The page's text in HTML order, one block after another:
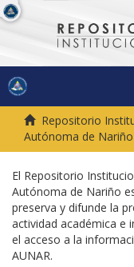
Repositorio
Autónoma de Nariño
El Repositorio
Autónoma de Nariño
preserva y difunde la
actividad académica e
el acceso a la
AUNAR.